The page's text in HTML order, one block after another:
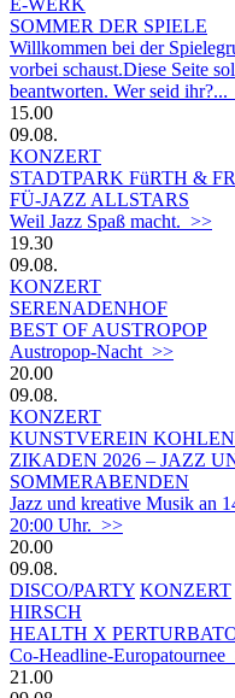
SOMMER DER SPIELE
Willkommen bei der
vorbei schaust.Diese Seite
beantworten. Wer seid
15.00
09.08.
KONZERT
STADTPARK FüRTH &
FÜ-JAZZ ALLSTARS
Weil Jazz Spaß macht. >>
19.30
09.08.
KONZERT
SERENADENHOF
BEST OF AUSTROPOP
Austropop-Nacht >>
20.00
09.08.
KONZERT
KUNSTVEREIN
ZIKADEN 2026 – JAZZ
SOMMERABENDEN
Jazz und kreative Musik an
20:00 Uhr. >>
20.00
09.08.
DISCO/PARTY KONZERT
HIRSCH
HEALTH X
Co-Headline-Europatournee
21.00